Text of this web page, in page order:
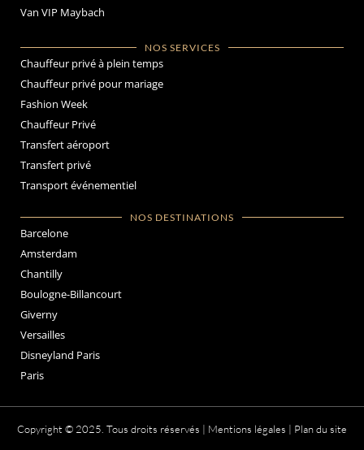
Van VIP Maybach
NOS SERVICES
Chauffeur privé à plein temps
Chauffeur privé pour mariage
Fashion Week
Chauffeur Privé
Transfert aéroport
Transfert privé
Transport événementiel
NOS DESTINATIONS
Barcelone
Amsterdam
Chantilly
Boulogne-Billancourt
Giverny
Versailles
Disneyland Paris
Paris
Copyright © 2025. Tous droits réservés | Mentions légales | Plan du site